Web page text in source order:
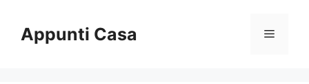
contenuto
Appunti Casa Menu